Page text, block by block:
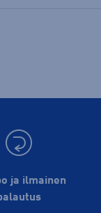
ja ilmainen